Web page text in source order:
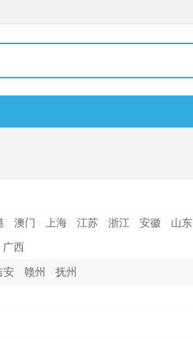
澳门 上海 江苏 浙江 安徽 山东
广西
安 赣州 抚州